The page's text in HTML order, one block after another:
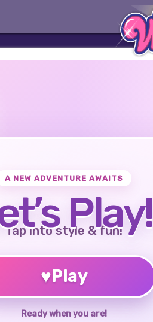
A NEW ADVENTURE AWAITS
Play!
Tap into style & fun!
♥Play
Ready when you are!